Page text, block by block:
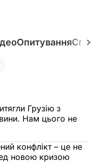
Опитування
Грузію з
Нам цього не
конфлікт – це не
новою кризою